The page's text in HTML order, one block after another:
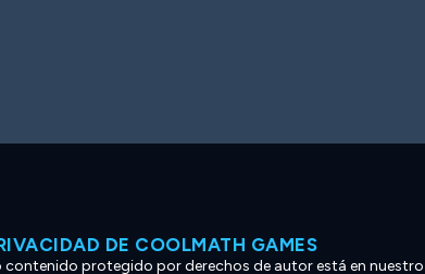
DE COOLMATH GAMES
contenido protegido por derechos de autor está en